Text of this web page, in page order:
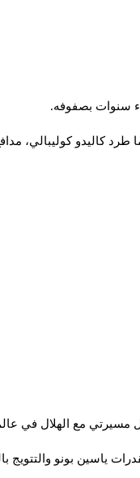
سنوات بصفوفه.
كاليدو كوليبالي،
مع الهلال في
ياسين بونو والتتويج